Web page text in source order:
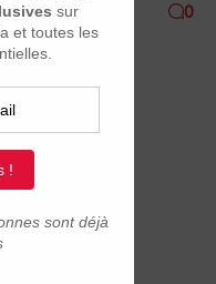
0
en cargo
39
90000FF
8000FF
4